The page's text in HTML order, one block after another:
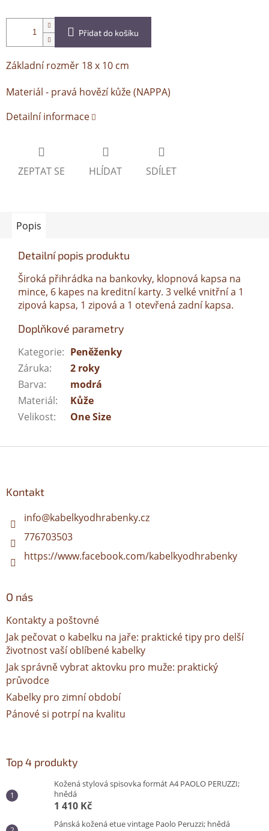
Přidat do košíku
Základní rozměr 18 x 10 cm
Materiál - pravá hovězí kůže (NAPPA)
Detailní informace
ZEPTAT SE HLÍDAT SDÍLET
Popis
Detailní popis produktu
Široká přihrádka na bankovky, klopnová kapsa na
mince, 6 kapes na kreditní karty. 3 velké vnitřní a 1
zipová kapsa, 1 zipová a 1 otevřená zadní kapsa.
Doplňkové parametry
Kategorie: Peněženky
Záruka:
2 roky
Barva:
modrá
Materiál:
Kůže
Velikost: One Size
Kontakt
info@kabelkyodhrabenky.cz
776703503
https://www.facebook.com/kabelkyodhrabenky
O nás
Kontakty a poštovné
Jak pečovat o kabelku na jaře: praktické tipy pro delší
životnost vaší oblíbené kabelky
Jak správně vybrat aktovku pro muže: praktický
průvodce
Kabelky pro zimní období
Pánové si potrpí na kvalitu
Top 4 produkty
Kožená stylová spisovka formát A4 PAOLO PERUZZI;
hnědá
1 410 Kč
Pánská kožená etue vintage Paolo Peruzzi; hnědá